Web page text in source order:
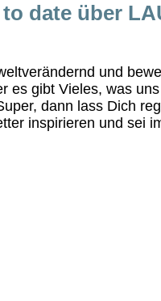
date über
und
es gibt Vieles, was
dann lass Dich
inspirieren und sei